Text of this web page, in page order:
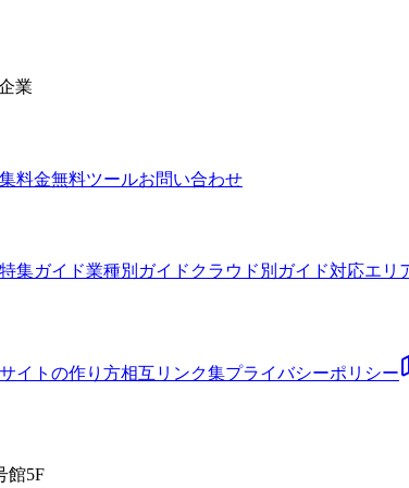
業
料金無料ツールお問い合わせ
集ガイド業種別ガイド クラウド別ガイド対応エリ
イトの作り方相互リンク集プライバシーポリシー
館5F